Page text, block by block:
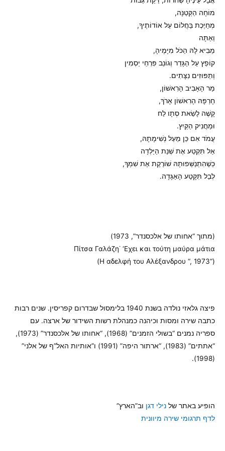
מוֹחָה הַקְּטַנָּה,
מְחַיֶּכֶת בַּחֲלוֹם עַל אוֹדוֹתֶיךָ,
וְאַתָּה
מֵבִיא לָהּ הַכֹּל מִיָּמֶיהָ,
קוֹפֵץ עַל הַגָּדֵר וְגוֹנֵב פִּרְחֵי יַסְמִין
וְתַפּוּזִים נִצָּתִים.
מַר הָאָבִיב הָרִאשׁוֹן,
חָרְפָּהּ הָרִאשׁוֹן אָרֹךְ,
קָשֶׁה לָשֵׂאת סְתָו לַח
וּמַחֲנִיק הַקַּיִץ.
עֲמֹד אִם כֵּן מֵעַל נְשִׁימָתָהּ,
אַל תִּקְטַע אֶת שְׁנַת הַיַּלְדָה
כְּשֶׁהִתְנַשְּׁפוּתָהּ שׁוֹרֶקֶת אֶת שִׁמְךָ,
לְבַל תִּקָּטַע הָאַגָּדָה.
(מתוך “אחותו של אלכסנדר”, 1973)
Πίτσα Γαλάζη˙ ‘Εχει και τούτη μαύρα μάτια
(“Η αδελφή του Aλέξανδρου “, 1973)
פיצה גלאזי נולדה בשנת 1940 בלימסול שבדרום קפריסין. שנים רבות
כתבה שירה ומסות וכיהנה כמנהלת רשות השידור של ארצה. עם
ספריה נמנים “בשולי הזמנים” (1968), “אחותו של אלכסנדר” (1973),
“אתתים” (1983), “ארתור היפה” (1991) ו”אותיות האל”ף של אלני”
(1998).
הופיע באתר של נילי דגן וב”הארץ”
לדף תרגומי שירה מיוונית